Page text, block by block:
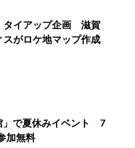
タイアップ企画 滋賀
スがロケ地マップ作成
」で夏休みイベント 7
加無料